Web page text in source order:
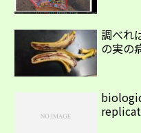
調べれ
の実の